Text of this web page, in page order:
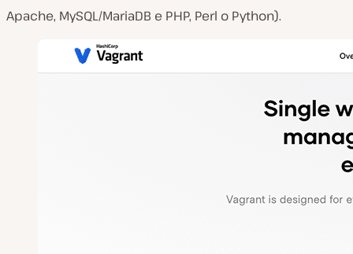
Apache, MySQL/MariaDB e PHP, Perl o Python).